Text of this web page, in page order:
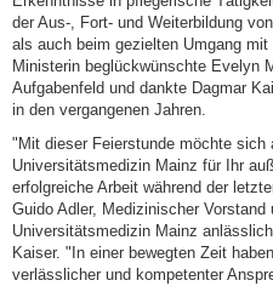
der Aus-, Fort- und Weiterbildung
als auch beim gezielten Umgang
Ministerin beglückwünschte Evelyn
Aufgabenfeld und dankte Dagmar
in den vergangenen Jahren.
"Mit dieser Feierstunde möchte sich
Universitätsmedizin Mainz für Ihr
erfolgreiche Arbeit während der
Guido Adler, Medizinischer
Universitätsmedizin Mainz
Kaiser. "In einer bewegten Zeit
verlässlicher und kompetenter